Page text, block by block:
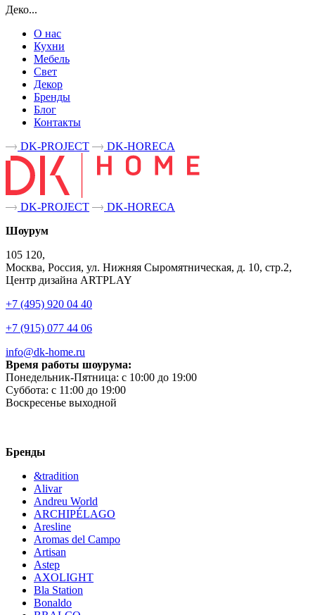
Деко...
О нас
Кухни
Мебель
Свет
Декор
Бренды
Блог
Контакты
DK-PROJECT
DK-HORECA
DK-PROJECT
DK-HORECA
Шоурум
105 120,
Москва, Россия, ул. Нижняя Сыромятническая, д. 10, стр.2,
Центр дизайна ARTPLAY
+7 (495) 920 04 40
+7 (915) 077 44 06
info@dk-home.ru
Время работы шоурума:
Понедельник-Пятница: c 10:00 до 19:00
Суббота: c 11:00 до 19:00
Воскресенье выходной
Бренды
&tradition
Alivar
Andreu World
ARCHIPÉLAGO
Aresline
Aromas del Campo
Artisan
Astep
AXOLIGHT
Bla Station
Bonaldo